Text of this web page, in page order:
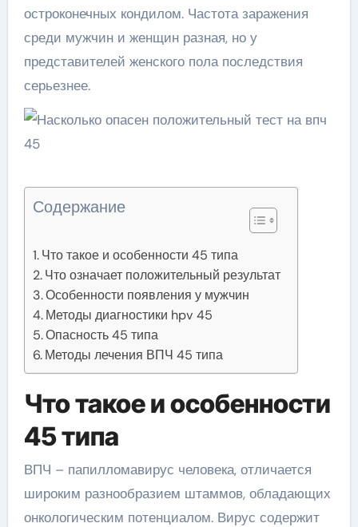
остроконечных кондилом. Частота заражения
среди мужчин и женщин разная, но у
представителей женского пола последствия
серьезнее.
Содержание
Что такое и особенности 45 типа
Что означает положительный результат
Особенности появления у мужчин
Методы диагностики hpv 45
Опасность 45 типа
Методы лечения ВПЧ 45 типа
Что такое и особенности
45 типа
ВПЧ – папилломавирус человека, отличается
широким разнообразием штаммов, обладающих
онкологическим потенциалом. Вирус содержит